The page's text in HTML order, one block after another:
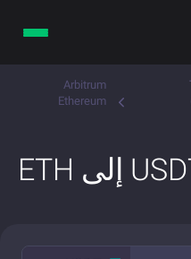
Arbitrum
Ethereum